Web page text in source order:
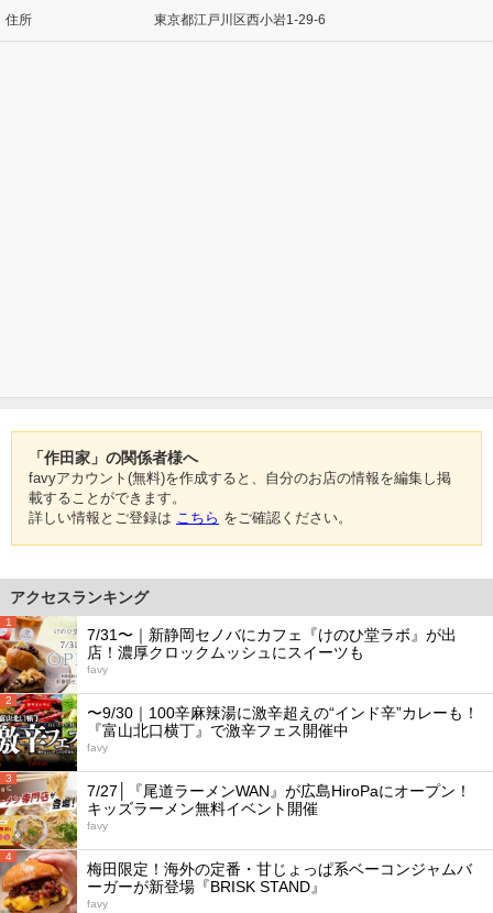
住所 東京都江戸川区西小岩1-29-6
「作田家」の関係者様へ
favyアカウント(無料)を作成すると、自分のお店の情報を編集し掲
載することができます。
詳しい情報とご登録は こちら をご確認ください。
アクセスランキング
1
7/31〜｜新静岡セノバにカフェ『けのひ堂ラボ』が出
店！濃厚クロックムッシュにスイーツも
favy
2
〜9/30｜100辛麻辣湯に激辛超えの“インド辛”カレーも！
『富山北口横丁』で激辛フェス開催中
favy
3
7/27│『尾道ラーメンWAN』が広島HiroPaにオープン！
キッズラーメン無料イベント開催
favy
4
梅田限定！海外の定番・甘じょっぱ系ベーコンジャムバ
ーガーが新登場『BRISK STAND』
favy